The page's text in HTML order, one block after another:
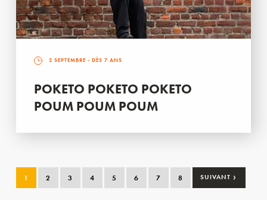
2 SEPTEMBRE - DÈS 7 ANS
POKETO POKETO POKETO
POUM POUM POUM
1 2 3 4 5 6 7 8 SUIVANT ›